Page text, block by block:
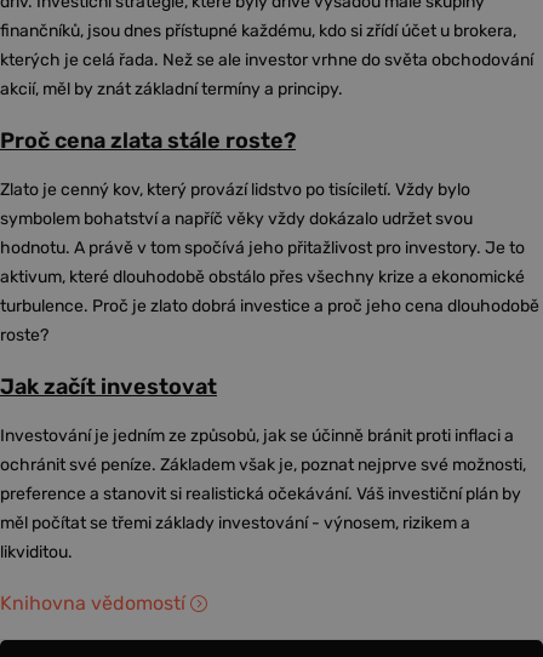
finančníků, jsou dnes přístupné každému, kdo si zřídí účet u brokera,
kterých je celá řada. Než se ale investor vrhne do světa obchodování
akcií, měl by znát základní termíny a principy.
Proč cena zlata stále roste?
Zlato je cenný kov, který provází lidstvo po tisíciletí. Vždy bylo
symbolem bohatství a napříč věky vždy dokázalo udržet svou
hodnotu. A právě v tom spočívá jeho přitažlivost pro investory. Je to
aktivum, které dlouhodobě obstálo přes všechny krize a ekonomické
turbulence. Proč je zlato dobrá investice a proč jeho cena dlouhodobě
roste?
Jak začít investovat
Investování je jedním ze způsobů, jak se účinně bránit proti inflaci a
ochránit své peníze. Základem však je, poznat nejprve své možnosti,
preference a stanovit si realistická očekávání. Váš investiční plán by
měl počítat se třemi základy investování - výnosem, rizikem a
likviditou.
Knihovna vědomostí